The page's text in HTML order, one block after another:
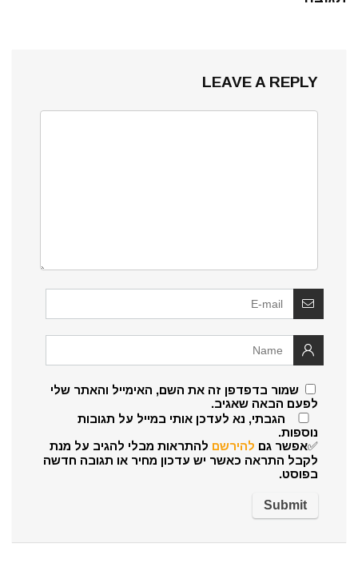
LEAVE A REPLY
שמור בדפדפן זה את השם, האימייל והאתר שלי
לפעם הבאה שאגיב.
הגבתי, נא לעדכן אותי במייל על תגובות
נוספות.
✅אפשר גם להירשם להתראות מבלי להגיב על מנת
לקבל התראה כאשר יש עדכון מחיר או תגובה חדשה
בפוסט.